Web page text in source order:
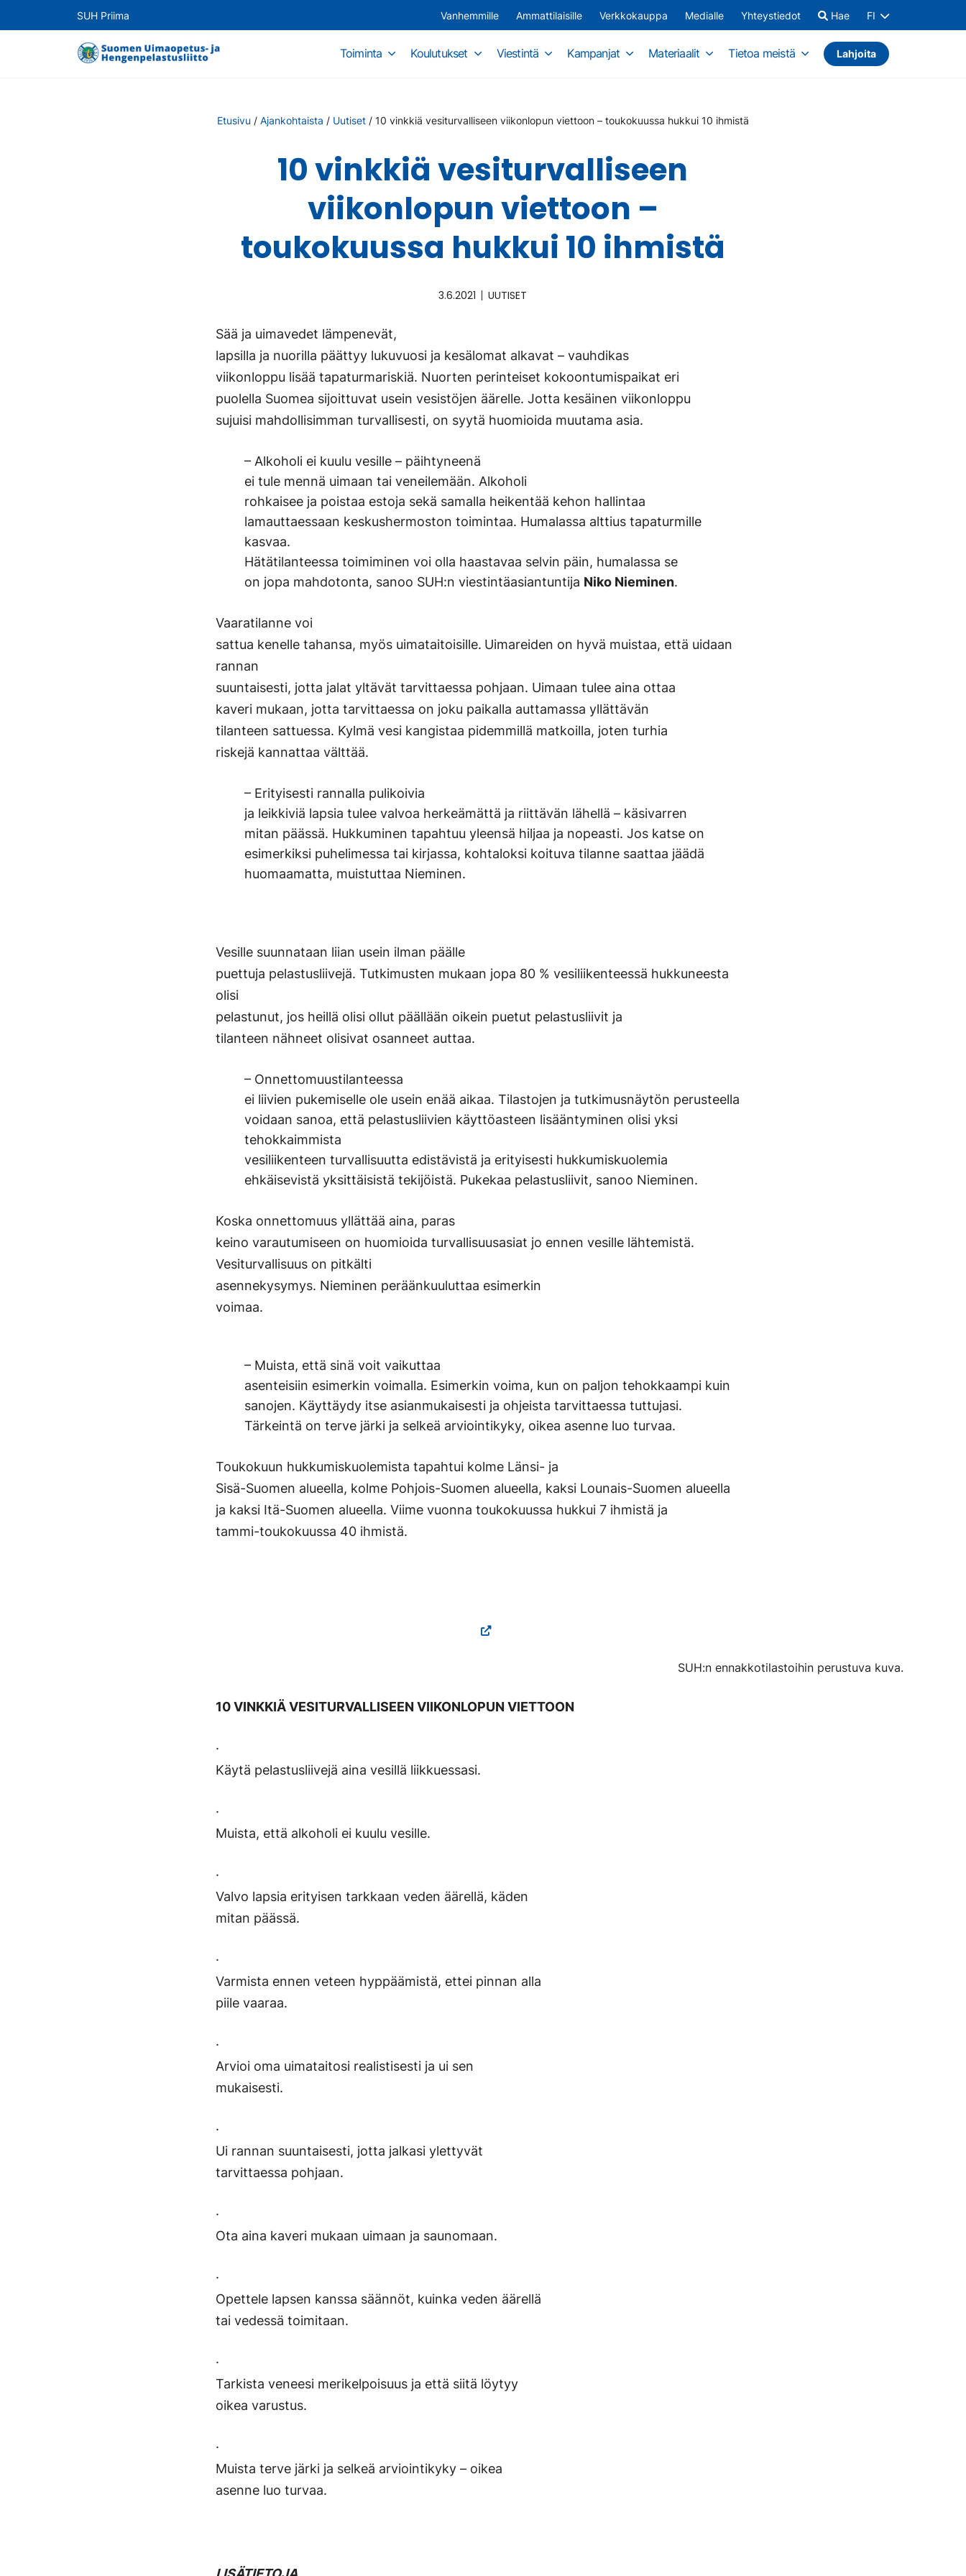
SUH Priima Vanhemmille Ammattilaisille Verkkokauppa Medialle Yhteystiedot Hae FI
Toiminta Koulutukset Viestintä Kampanjat Materiaalit Tietoa meistä Lahjoita
Etusivu / Ajankohtaista / Uutiset / 10 vinkkiä vesiturvalliseen viikonlopun viettoon – toukokuussa hukkui 10 ihmistä
10 vinkkiä vesiturvalliseen
viikonlopun viettoon –
toukokuussa hukkui 10 ihmistä
3.6.2021 UUTISET
Sää ja uimavedet lämpenevät,
lapsilla ja nuorilla päättyy lukuvuosi ja kesälomat alkavat – vauhdikas
viikonloppu lisää tapaturmariskiä. Nuorten perinteiset kokoontumispaikat eri
puolella Suomea sijoittuvat usein vesistöjen äärelle. Jotta kesäinen viikonloppu
sujuisi mahdollisimman turvallisesti, on syytä huomioida muutama asia.
– Alkoholi ei kuulu vesille – päihtyneenä
ei tule mennä uimaan tai veneilemään. Alkoholi
rohkaisee ja poistaa estoja sekä samalla heikentää kehon hallintaa
lamauttaessaan keskushermoston toimintaa. Humalassa alttius tapaturmille
kasvaa.
Hätätilanteessa toimiminen voi olla haastavaa selvin päin, humalassa se
on jopa mahdotonta, sanoo SUH:n viestintäasiantuntija Niko Nieminen.
Vaaratilanne voi
sattua kenelle tahansa, myös uimataitoisille. Uimareiden on hyvä muistaa, että uidaan
rannan
suuntaisesti, jotta jalat yltävät tarvittaessa pohjaan. Uimaan tulee aina ottaa
kaveri mukaan, jotta tarvittaessa on joku paikalla auttamassa yllättävän
tilanteen sattuessa. Kylmä vesi kangistaa pidemmillä matkoilla, joten turhia
riskejä kannattaa välttää.
– Erityisesti rannalla pulikoivia
ja leikkiviä lapsia tulee valvoa herkeämättä ja riittävän lähellä – käsivarren
mitan päässä. Hukkuminen tapahtuu yleensä hiljaa ja nopeasti. Jos katse on
esimerkiksi puhelimessa tai kirjassa, kohtaloksi koituva tilanne saattaa jäädä
huomaamatta, muistuttaa Nieminen.
Vesille suunnataan liian usein ilman päälle
puettuja pelastusliivejä. Tutkimusten mukaan jopa 80 % vesiliikenteessä hukkuneesta
olisi
pelastunut, jos heillä olisi ollut päällään oikein puetut pelastusliivit ja
tilanteen nähneet olisivat osanneet auttaa.
– Onnettomuustilanteessa
ei liivien pukemiselle ole usein enää aikaa. Tilastojen ja tutkimusnäytön perusteella
voidaan sanoa, että pelastusliivien käyttöasteen lisääntyminen olisi yksi
tehokkaimmista
vesiliikenteen turvallisuutta edistävistä ja erityisesti hukkumiskuolemia
ehkäisevistä yksittäisistä tekijöistä. Pukekaa pelastusliivit, sanoo Nieminen.
Koska onnettomuus yllättää aina, paras
keino varautumiseen on huomioida turvallisuusasiat jo ennen vesille lähtemistä.
Vesiturvallisuus on pitkälti
asennekysymys. Nieminen peräänkuuluttaa esimerkin
voimaa.
– Muista, että sinä voit vaikuttaa
asenteisiin esimerkin voimalla. Esimerkin voima, kun on paljon tehokkaampi kuin
sanojen. Käyttäydy itse asianmukaisesti ja ohjeista tarvittaessa tuttujasi.
Tärkeintä on terve järki ja selkeä arviointikyky, oikea asenne luo turvaa.
Toukokuun hukkumiskuolemista tapahtui kolme Länsi- ja
Sisä-Suomen alueella, kolme Pohjois-Suomen alueella, kaksi Lounais-Suomen alueella
ja kaksi Itä-Suomen alueella. Viime vuonna toukokuussa hukkui 7 ihmistä ja
tammi-toukokuussa 40 ihmistä.
SUH:n ennakkotilastoihin perustuva kuva.
10 VINKKIÄ VESITURVALLISEEN VIIKONLOPUN VIETTOON
·
Käytä pelastusliivejä aina vesillä liikkuessasi.
·
Muista, että alkoholi ei kuulu vesille.
·
Valvo lapsia erityisen tarkkaan veden äärellä, käden
mitan päässä.
·
Varmista ennen veteen hyppäämistä, ettei pinnan alla
piile vaaraa.
·
Arvioi oma uimataitosi realistisesti ja ui sen
mukaisesti.
·
Ui rannan suuntaisesti, jotta jalkasi ylettyvät
tarvittaessa pohjaan.
·
Ota aina kaveri mukaan uimaan ja saunomaan.
·
Opettele lapsen kanssa säännöt, kuinka veden äärellä
tai vedessä toimitaan.
·
Tarkista veneesi merikelpoisuus ja että siitä löytyy
oikea varustus.
·
Muista terve järki ja selkeä arviointikyky – oikea
asenne luo turvaa.